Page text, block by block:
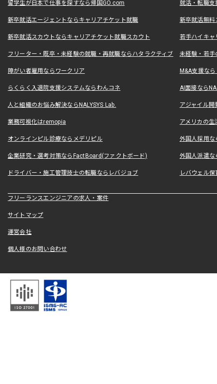
留学生が日本で仕事を探すなら帰国GO.com 就活・転職
新卒就活エージェントならキャリアチケット就職 新卒就活無料
新卒就活スカウトならキャリアチケット就職スカウト 若手ハイキ
フリーター・既卒・未経験の就職・再就職ならハタラクティブ 未経験・若手
障がい者雇用ならワークリア M&A支援な
らくらく入退院支援システムならわんコネ AI面接なら
人と組織のお悩み解決ならNALYSYS Lab. アジャイル
業務可視化はremopia アメリカの
オンラインピル診療ならメデリピル 外国人採用
企業研究・選考対策ならFactBoard(ファクトボード) 外国人派遣な
ドライバー・施工管理技士の転職ならレバジョブ レバウェル
フリーランスエンジニアの求人・案件
サイトマップ
運営会社
個人様のお問い合わせ